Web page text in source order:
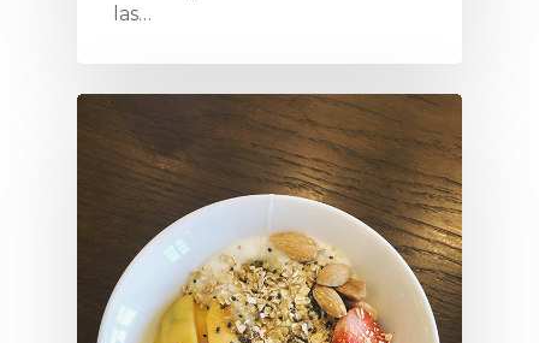
las…